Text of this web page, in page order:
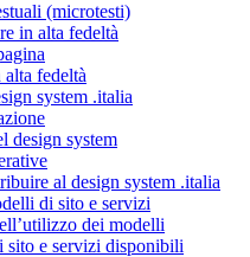
(microtesti)
in alta fedeltà
fedeltà
system .italia
design system
al design system .italia
di sito e servizi
dei modelli
sito e servizi disponibili